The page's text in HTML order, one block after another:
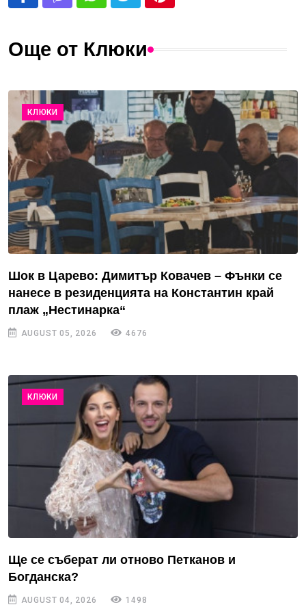
Още от Клюки
КЛЮКИ
Шок в Царево: Димитър Ковачев – Фънки се
нанесе в резиденцията на Константин край
плаж „Нестинарка“
AUGUST 05, 2026 4676
КЛЮКИ
Ще се съберат ли отново Петканов и
Богданска?
AUGUST 04, 2026 1498